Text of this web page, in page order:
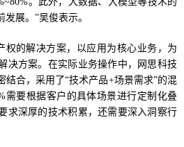
展。”吴俊表示。
权的解决方案，以应用为核心业务，为
决方案。在实际业务操作中，网思科技
结合，采用了“技术产品+场景需求”的混
需要根据客户的具体场景进行定制化叠
求深厚的技术积累，还需要深入洞察行